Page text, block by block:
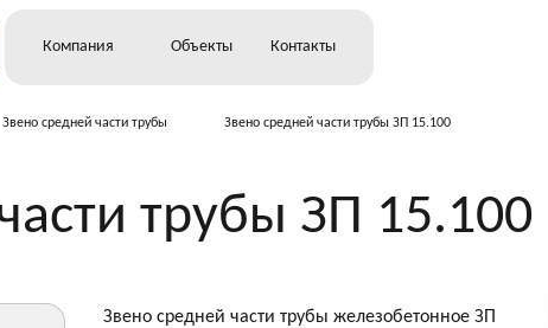
Компания Объекты Контакты
Звено средней части трубы Звено средней части трубы ЗП 15.100
трубы ЗП 15.100
Звено средней части трубы железобетонное ЗП